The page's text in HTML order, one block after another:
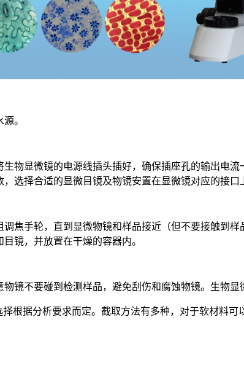
。
物显微镜的电源线插头插好，确保插座孔的输出电
选择合适的显微目镜及物镜安置在显微镜对应的接口
焦手轮，直到显微物镜和样品接近（但不要接触到
镜，并放置在干燥的容器内。
镜不要碰到检测样品，避免刮伤和腐蚀物镜。生物
根据分析要求而定。截取方法有多种，对于软材料